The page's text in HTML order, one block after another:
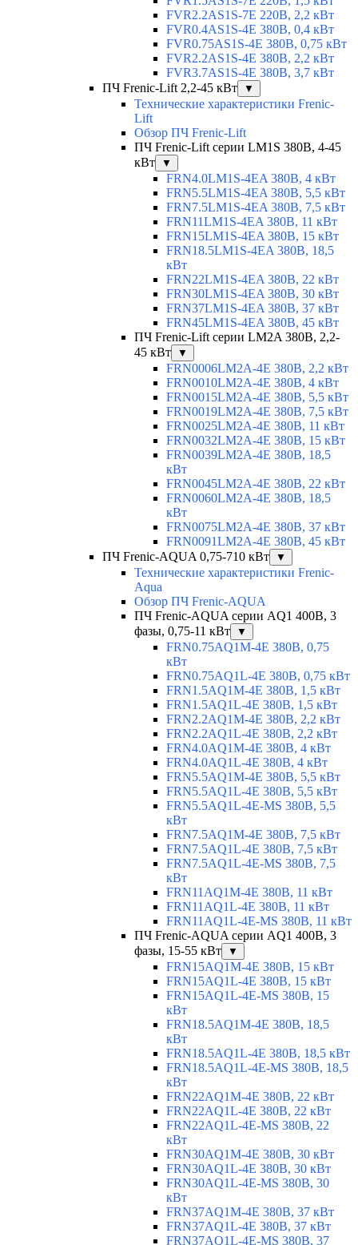
FVR2.2AS1S-7E 220В, 2,2 кВт
FVR0.4AS1S-4E 380В, 0,4 кВт
FVR0.75AS1S-4E 380В, 0,75 кВт
FVR2.2AS1S-4E 380В, 2,2 кВт
FVR3.7AS1S-4E 380В, 3,7 кВт
ПЧ Frenic-Lift 2,2-45 кВт
▼
Технические характеристики Frenic-
Lift
Обзор ПЧ Frenic-Lift
ПЧ Frenic-Lift серии LM1S 380В, 4-45
кВт
▼
FRN4.0LM1S-4EA 380В, 4 кВт
FRN5.5LM1S-4EA 380В, 5,5 кВт
FRN7.5LM1S-4EA 380В, 7,5 кВт
FRN11LM1S-4EA 380В, 11 кВт
FRN15LM1S-4EA 380В, 15 кВт
FRN18.5LM1S-4EA 380В, 18,5
кВт
FRN22LM1S-4EA 380В, 22 кВт
FRN30LM1S-4EA 380В, 30 кВт
FRN37LM1S-4EA 380В, 37 кВт
FRN45LM1S-4EA 380В, 45 кВт
ПЧ Frenic-Lift серии LM2A 380В, 2,2-
45 кВт
▼
FRN0006LM2A-4E 380В, 2,2 кВт
FRN0010LM2A-4E 380В, 4 кВт
FRN0015LM2A-4E 380В, 5,5 кВт
FRN0019LM2A-4E 380В, 7,5 кВт
FRN0025LM2A-4E 380В, 11 кВт
FRN0032LM2A-4E 380В, 15 кВт
FRN0039LM2A-4E 380В, 18,5
кВт
FRN0045LM2A-4E 380В, 22 кВт
FRN0060LM2A-4E 380В, 18,5
кВт
FRN0075LM2A-4E 380В, 37 кВт
FRN0091LM2A-4E 380В, 45 кВт
ПЧ Frenic-AQUA 0,75-710 кВт
▼
Технические характеристики Frenic-
Aqua
Обзор ПЧ Frenic-AQUA
ПЧ Frenic-AQUA серии AQ1 400В, 3
фазы, 0,75-11 кВт
▼
FRN0.75AQ1M-4E 380В, 0,75
кВт
FRN0.75AQ1L-4E 380В, 0,75 кВт
FRN1.5AQ1M-4E 380В, 1,5 кВт
FRN1.5AQ1L-4E 380В, 1,5 кВт
FRN2.2AQ1M-4E 380В, 2,2 кВт
FRN2.2AQ1L-4E 380В, 2,2 кВт
FRN4.0AQ1M-4E 380В, 4 кВт
FRN4.0AQ1L-4E 380В, 4 кВт
FRN5.5AQ1M-4E 380В, 5,5 кВт
FRN5.5AQ1L-4E 380В, 5,5 кВт
FRN5.5AQ1L-4E-MS 380В, 5,5
кВт
FRN7.5AQ1M-4E 380В, 7,5 кВт
FRN7.5AQ1L-4E 380В, 7,5 кВт
FRN7.5AQ1L-4E-MS 380В, 7,5
кВт
FRN11AQ1M-4E 380В, 11 кВт
FRN11AQ1L-4E 380В, 11 кВт
FRN11AQ1L-4E-MS 380В, 11 кВт
ПЧ Frenic-AQUA серии AQ1 400В, 3
фазы, 15-55 кВт
▼
FRN15AQ1M-4E 380В, 15 кВт
FRN15AQ1L-4E 380В, 15 кВт
FRN15AQ1L-4E-MS 380В, 15
кВт
FRN18.5AQ1M-4E 380В, 18,5
кВт
FRN18.5AQ1L-4E 380В, 18,5 кВт
FRN18.5AQ1L-4E-MS 380В, 18,5
кВт
FRN22AQ1M-4E 380В, 22 кВт
FRN22AQ1L-4E 380В, 22 кВт
FRN22AQ1L-4E-MS 380В, 22
кВт
FRN30AQ1M-4E 380В, 30 кВт
FRN30AQ1L-4E 380В, 30 кВт
FRN30AQ1L-4E-MS 380В, 30
кВт
FRN37AQ1M-4E 380В, 37 кВт
FRN37AQ1L-4E 380В, 37 кВт
FRN37AQ1L-4E-MS 380В, 37